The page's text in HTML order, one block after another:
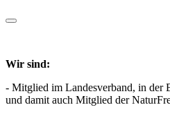
Wir sind:
- Mitglied im Landesverband, in der
und damit auch Mitglied der